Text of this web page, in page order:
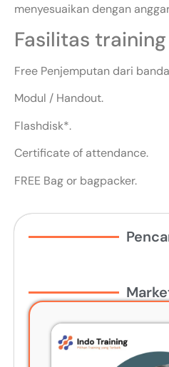
menyesuaikan dengan
Fasilitas training
Free Penjemputan dari
Modul / Handout.
Flashdisk*.
Certificate of attendance.
FREE Bag or bagpacker.